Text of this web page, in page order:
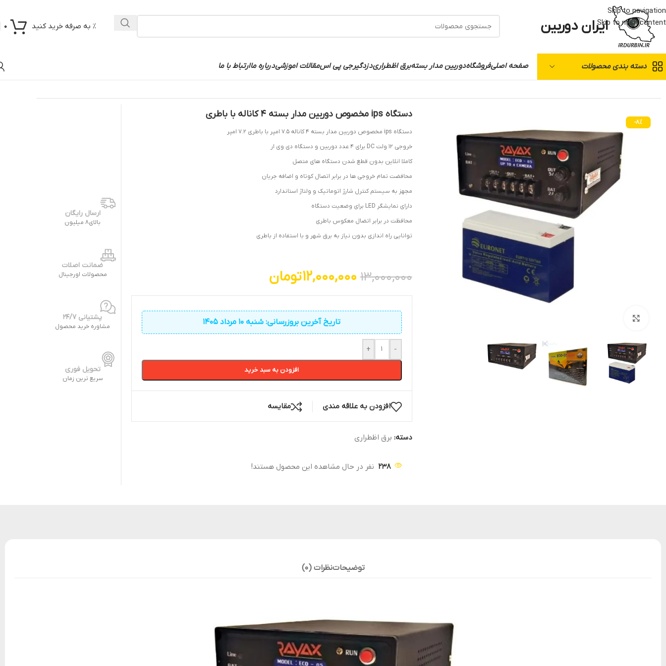
Skip to navigation
Skip to main contentایران دوربین % به صرفه خرید کنید 0
دسته بندی محصولات صفحه اصلیفروشگاهدوربین مدار بستهبرق اظطراریدزدگیرجی پی اسمقالات اموزشیدرباره ماارتباط با ما
-8%
دستگاه ips مخصوص دوربین مدار بسته 4 کاناله با باطری
دستگاه ips مخصوص دوربین مدار بسته 4 کاناله 7.5 امپر با باطری 7.2 امپر
خروجی 12 ولت DC برای 4 عدد دوربین و دستگاه دی وی ار
کاملا انلاین بدون قطع شدن دستگاه های متصل
محافضت تمام خروجی ها در برابر اتصال کوتاه و اضافه جریان
مجهز به سیستم کنترل شارژ اتوماتیک و ولتاژ استاندارد
دارای نمایشگر LED برای وضعیت دستگاه
محافظت در برابر اتضال معکوس باطری
توانایی راه اندازی بدون نیاز به برق شهر و با استفاده از باطری
13,000,000
12,000,000تومان
تاریخ آخرین بروزرسانی: شنبه 10 مرداد 1405
-
+
افزودن به سبد خرید
افزودن به علاقه مندی مقایسه
دسته: برق اظطراری
238 نفر در حال مشاهده این محصول هستند!
ارسال رایگان
بالای8 میلیون
ضمانت اصلات
محصولات اورجینال
پشتیانی 24/7
مشاوره خرید محصول
تحویل فوری
سریع ترین زمان
توضیحاتنظرات (0)